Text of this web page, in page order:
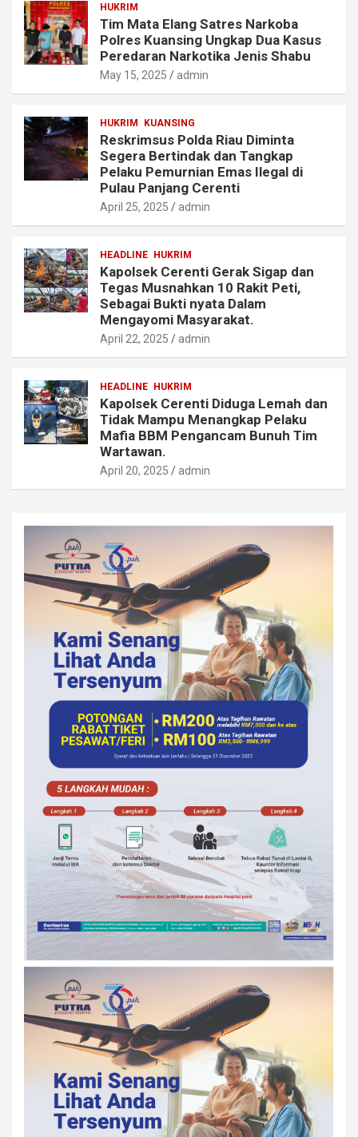
HUKRIM
Tim Mata Elang Satres Narkoba
Polres Kuansing Ungkap Dua Kasus
Peredaran Narkotika Jenis Shabu
May 15, 2025 admin
HUKRIM KUANSING
Reskrimsus Polda Riau Diminta
Segera Bertindak dan Tangkap
Pelaku Pemurnian Emas Ilegal di
Pulau Panjang Cerenti
April 25, 2025 admin
HEADLINE HUKRIM
Kapolsek Cerenti Gerak Sigap dan
Tegas Musnahkan 10 Rakit Peti,
Sebagai Bukti nyata Dalam
Mengayomi Masyarakat.
April 22, 2025 admin
HEADLINE HUKRIM
Kapolsek Cerenti Diduga Lemah dan
Tidak Mampu Menangkap Pelaku
Mafia BBM Pengancam Bunuh Tim
Wartawan.
April 20, 2025 admin